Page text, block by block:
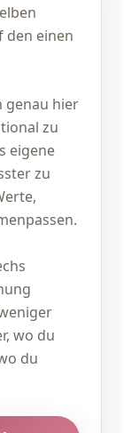
den einen
genau hier
zu
eigene
zu
wo du
du